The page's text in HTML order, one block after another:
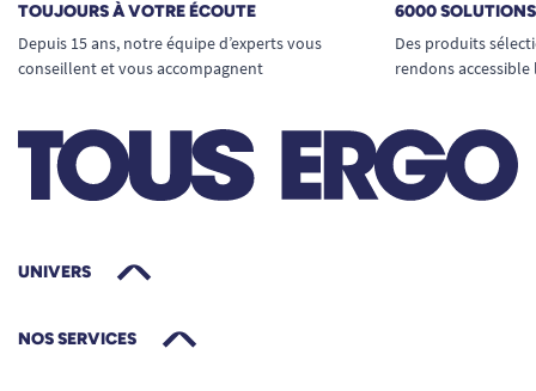
TOUJOURS À VOTRE ÉCOUTE
Depuis 15 ans, notre équipe d’experts vous
conseillent et vous accompagnent
6000
Des produits
rendons
UNIVERS
NOS SERVICES